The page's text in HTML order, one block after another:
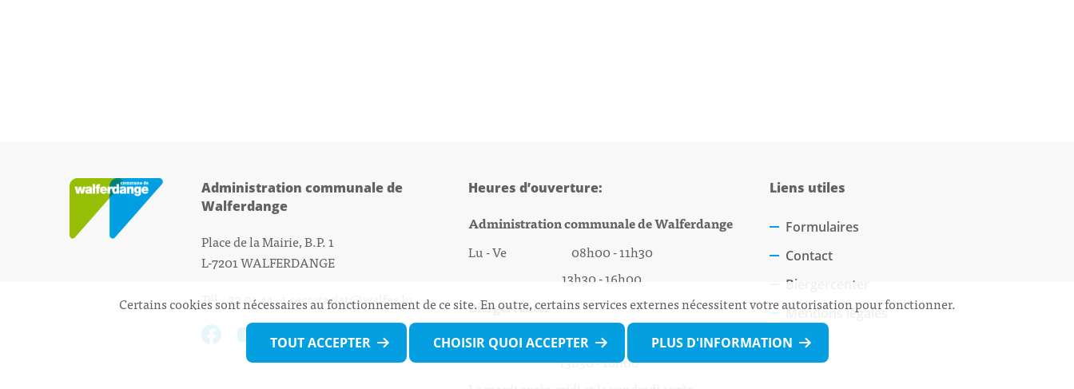
Administration communale de
Walferdange
Place de la Mairie, B.P. 1
L-7201 WALFERDANGE
Tél.: 33 01 44 - 1secretariat@walfer.lu
Heures d’ouverture:
Administration communale de Walferdange
Lu - Ve 08h00 - 11h30
13h30 - 16h00
Biergercenter
Lu - Ve 08h00 - 11h30
13h30 - 16h00
Liens utiles
Formulaires
Contact
Biergercenter
Mentions légales
Certains cookies sont nécessaires au fonctionnement de ce site. En outre, certains services externes nécessitent votre autorisation pour fonctionner.
TOUT ACCEPTER CHOISIR QUOI ACCEPTER PLUS D'INFORMATION